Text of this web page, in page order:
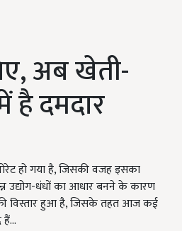
अब खेती-
है दमदार
हो गया है, जिसकी वजह इसका
उद्योग-धंधों का आधार बनने के कारण
विस्तार हुआ है, जिसके तहत आज कई